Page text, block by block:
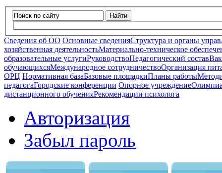
Найти
Сведения об ОО Основные сведенияСтруктура и органы
хозяйственная деятельностьМатериально-техническое
образовательные услугиРуководствоПедагогический состав
обучающихсяМеждународное сотрудничествоОрганизация
ОРЦ Нормативная базаБазовые площадкиПланы работы
педагогаГородские конференции Опорное учреждение
дистанционного обученияРекомендации психолога
Авторизация
Забыл пароль